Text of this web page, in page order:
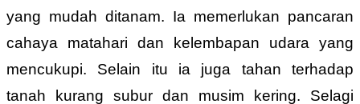
yang mudah ditanam. Ia memerlukan pancaran
cahaya matahari dan kelembapan udara yang
mencukupi. Selain itu ia juga tahan terhadap
tanah kurang subur dan musim kering. Selagi